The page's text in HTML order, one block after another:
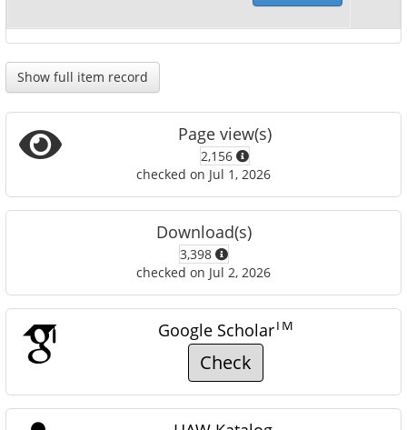
Show full item record
Page view(s)
2,156
checked on Jul 1, 2026
Download(s)
3,398
checked on Jul 2, 2026
Google ScholarTM
Check